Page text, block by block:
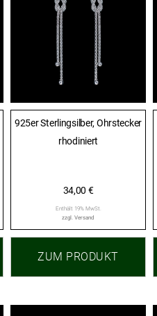
925er Sterlingsilber, Ohrstecker
rhodiniert
34,00 €
Enthält 19% MwSt.
zzgl.Versand
ZUM PRODUKT